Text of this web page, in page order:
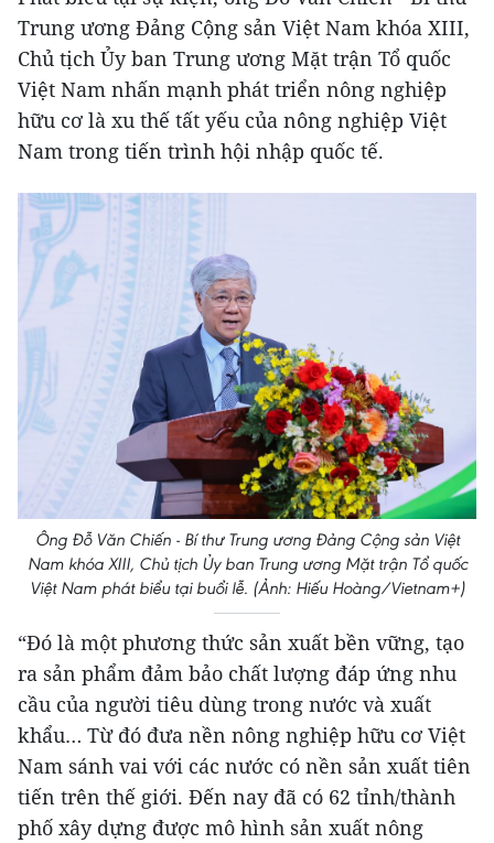
Trung ương Đảng Cộng sản Việt Nam khóa XIII,
Chủ tịch Ủy ban Trung ương Mặt trận Tổ quốc
Việt Nam nhấn mạnh phát triển nông nghiệp
hữu cơ là xu thế tất yếu của nông nghiệp Việt
Nam trong tiến trình hội nhập quốc tế.
Ông Đỗ Văn Chiến - Bí thư Trung ương Đảng Cộng sản Việt
Nam khóa XIII, Chủ tịch Ủy ban Trung ương Mặt trận Tổ quốc
Việt Nam phát biểu tại buổi lễ. (Ảnh: Hiếu Hoàng/Vietnam+)
“Đó là một phương thức sản xuất bền vững, tạo
ra sản phẩm đảm bảo chất lượng đáp ứng nhu
cầu của người tiêu dùng trong nước và xuất
khẩu… Từ đó đưa nền nông nghiệp hữu cơ Việt
Nam sánh vai với các nước có nền sản xuất tiên
tiến trên thế giới. Đến nay đã có 62 tỉnh/thành
phố xây dựng được mô hình sản xuất nông